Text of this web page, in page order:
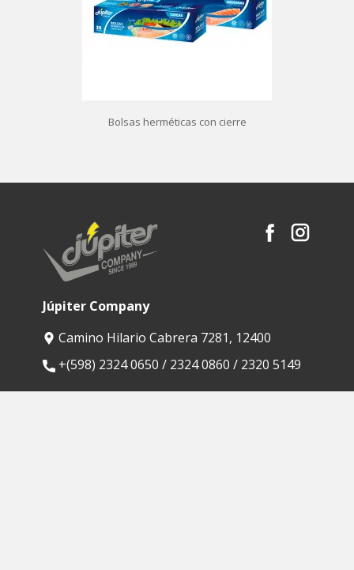
Bolsas herméticas con cierre
Júpiter Company
Camino Hilario Cabrera 7281, 12400
​+(598) 2324 0650 / 2324 0860 / 2320 5149